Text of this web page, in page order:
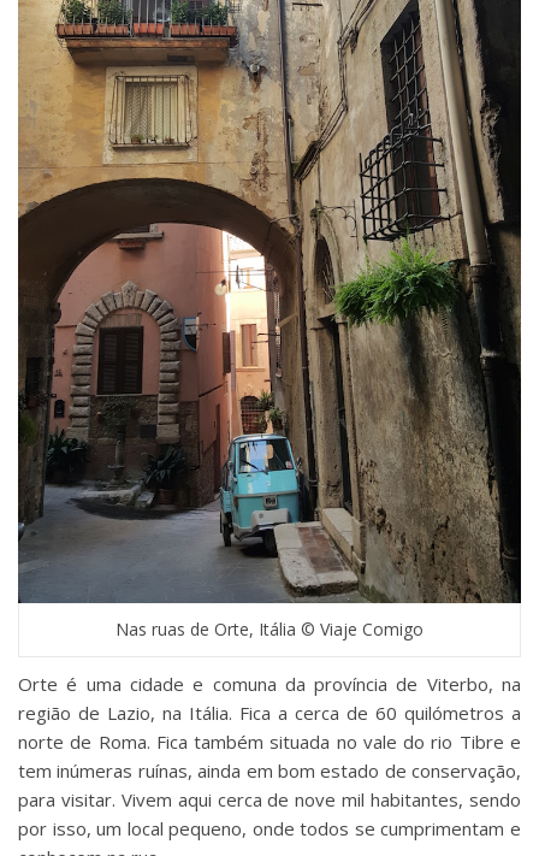
Nas ruas de Orte, Itália © Viaje Comigo
Orte é uma cidade e comuna da província de Viterbo, na
região de Lazio, na Itália. Fica a cerca de 60 quilómetros a
norte de Roma. Fica também situada no vale do rio Tibre e
tem inúmeras ruínas, ainda em bom estado de conservação,
para visitar. Vivem aqui cerca de nove mil habitantes, sendo
por isso, um local pequeno, onde todos se cumprimentam e